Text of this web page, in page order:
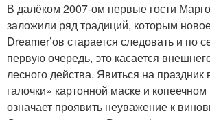
В далёком 2007-ом первые гости
заложили ряд традиций, которым
Dreamer’ов старается следовать и по
первую очередь, это касается
лесного действа. Явиться на праздник
галочки» картонной маске и
означает проявить неуважение к